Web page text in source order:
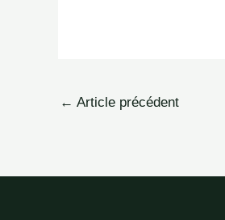
← Article précédent